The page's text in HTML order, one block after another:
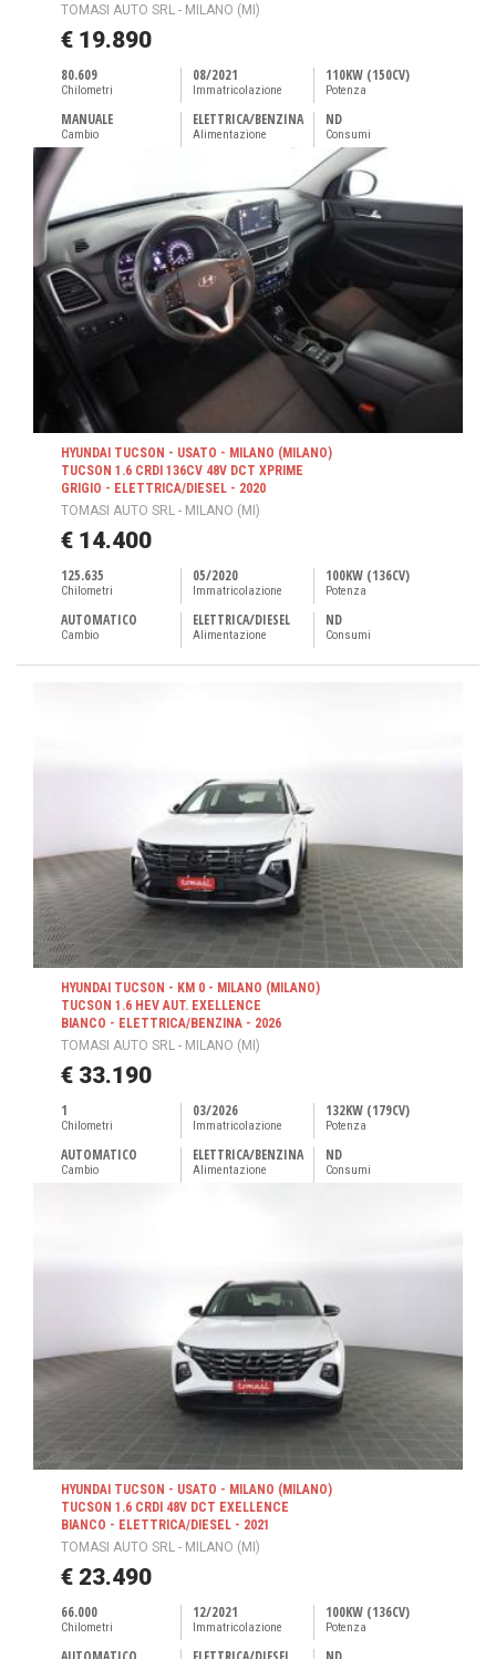
TOMASI AUTO SRL - MILANO (MI)
€ 19.890
80.609
Chilometri
08/2021
Immatricolazione
110KW (150CV)
Potenza
MANUALE
Cambio
ELETTRICA/BENZINA
Alimentazione
ND
Consumi
HYUNDAI TUCSON - USATO - MILANO (MILANO)
TUCSON 1.6 CRDI 136CV 48V DCT XPRIME
GRIGIO - ELETTRICA/DIESEL - 2020
TOMASI AUTO SRL - MILANO (MI)
€ 14.400
125.635
Chilometri
05/2020
Immatricolazione
100KW (136CV)
Potenza
AUTOMATICO
Cambio
ELETTRICA/DIESEL
Alimentazione
ND
Consumi
HYUNDAI TUCSON - KM 0 - MILANO (MILANO)
TUCSON 1.6 HEV AUT. EXELLENCE
BIANCO - ELETTRICA/BENZINA - 2026
TOMASI AUTO SRL - MILANO (MI)
€ 33.190
1
Chilometri
03/2026
Immatricolazione
132KW (179CV)
Potenza
AUTOMATICO
Cambio
ELETTRICA/BENZINA
Alimentazione
ND
Consumi
HYUNDAI TUCSON - USATO - MILANO (MILANO)
TUCSON 1.6 CRDI 48V DCT EXELLENCE
BIANCO - ELETTRICA/DIESEL - 2021
TOMASI AUTO SRL - MILANO (MI)
€ 23.490
66.000
Chilometri
12/2021
Immatricolazione
100KW (136CV)
Potenza